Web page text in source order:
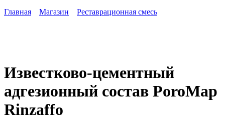
Главная
Магазин Реставрационная смесь
Известково-цементный
адгезионный состав PoroMap
Rinzaffo